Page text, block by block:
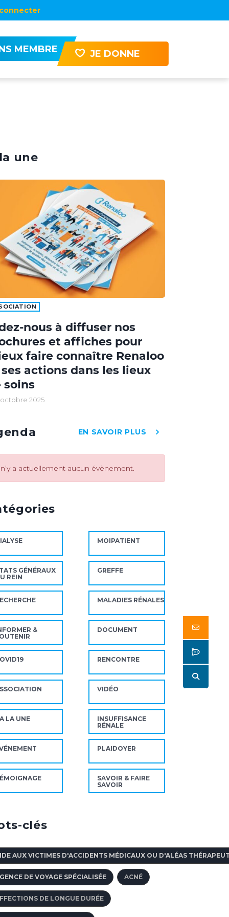
MEMBRE JE DONNE
une
nous à diffuser nos
et affiches pour
faire connaître Renaloo
actions dans les lieux
soins
2025
EN SAVOIR PLUS
n’y a actuellement aucun évènement.
MOIPATIENT
GÉNÉRAUX
REIN
GREFFE
MALADIES RÉNALES
&
DOCUMENT
RENCONTRE
VIDÉO
LA UNE
INSUFFISANCE
RÉNALE
PLAIDOYER
SAVOIR & FAIRE
SAVOIR
clés
AUX VICTIMES D'ACCIDENTS MÉDICAUX OU D'ALÉAS
DE VOYAGE SPÉCIALISÉE ACNÉ
DE LONGUE DURÉE